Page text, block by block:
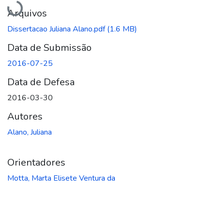
Carregando...
Arquivos
Dissertacao Juliana Alano.pdf(1.6 MB)
Data de Submissão
2016-07-25
Data de Defesa
2016-03-30
Autores
Alano, Juliana
Orientadores
Motta, Marta Elisete Ventura da